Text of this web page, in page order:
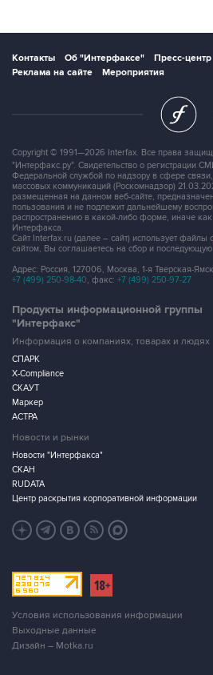
Контакты Об "Интерфаксе" Пресс-центр
Реклама на сайте
Мероприятия
Copyright © 1991—2026 Interfax. Все права
"Интерфакс.ру". Свидетельство о регистрации
Федеральной службой по надзору в сфере
массовых коммуникаций (Роскомнадзор)
размещенная на данном веб-сайте,
пользования и не подлежит дальнейшему
распространению в какой-либо форме, иначе
Интерфакса.
Сайт Interfax.ru (далее – сайт) использует файлы
сайтом, Вы соглашаетесь на сбор и последующую
Адрес: Россия, 127006, Москва, 1-я Тверская-
+7 (499) 250-98-40, факс: +7 (499) 250-97-27
Продукты информационной группы
"Интерфакс"
Информация о компаниях, товарах и людях
СПАРК
X-Compliance
СКАУТ
Маркер
АСТРА
Новости и рынки
Новости "Интерфакса"
СКАН
RUDATA
Центр раскрытия корпоративной информации
Условия использования информации
Выходные данные
Дизайн – Motka.ru